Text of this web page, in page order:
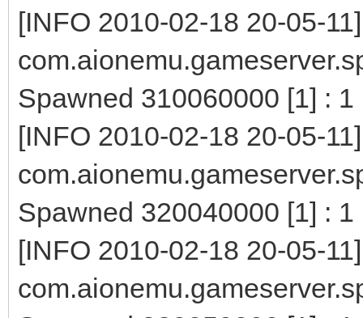
[INFO 2010-02-18 20-05-11]
Spawned 310060000 [1] : 1
[INFO 2010-02-18 20-05-11]
Spawned 320040000 [1] : 1
[INFO 2010-02-18 20-05-11]